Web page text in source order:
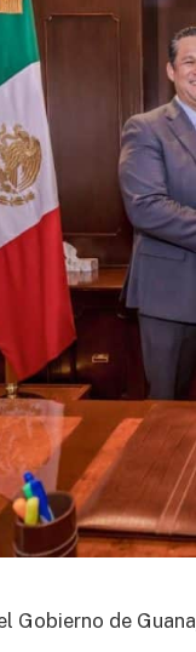
Gobierno de